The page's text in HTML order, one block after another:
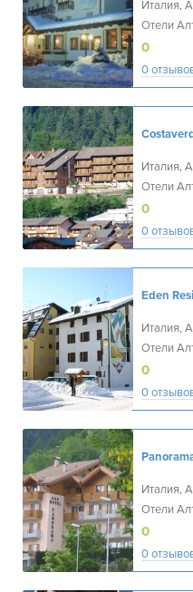
Италия,
Отели
0
0
Италия,
Отели
0
0
Eden
Италия,
Отели
0
0
Италия,
Отели
0
0